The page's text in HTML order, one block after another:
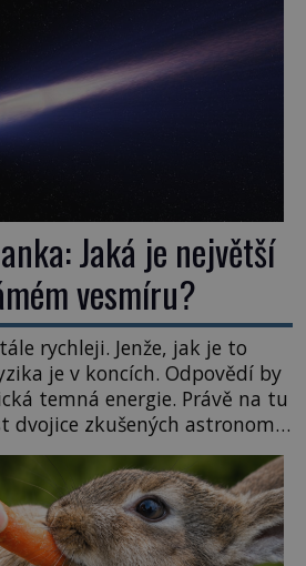
jednou […]
Jaká je největší
vesmíru?
rychleji. Jenže, jak je to
je v koncích. Odpovědí by
temná energie. Právě na tu
dvojice zkušených astronomů.
něco mnohem
rekordní kometu!
Bernardinelli a Gary Bernstein
archivní snímky v rámci
[…]